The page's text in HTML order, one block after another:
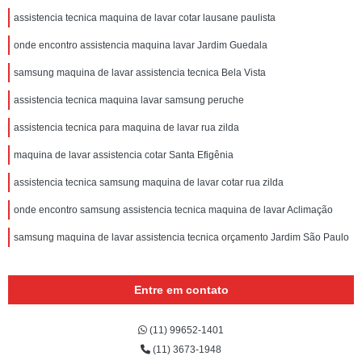
assistencia tecnica maquina de lavar cotar lausane paulista
onde encontro assistencia maquina lavar Jardim Guedala
samsung maquina de lavar assistencia tecnica Bela Vista
assistencia tecnica maquina lavar samsung peruche
assistencia tecnica para maquina de lavar rua zilda
maquina de lavar assistencia cotar Santa Efigênia
assistencia tecnica samsung maquina de lavar cotar rua zilda
onde encontro samsung assistencia tecnica maquina de lavar Aclimação
samsung maquina de lavar assistencia tecnica orçamento Jardim São Paulo
Entre em contato
(11) 99652-1401
(11) 3673-1948